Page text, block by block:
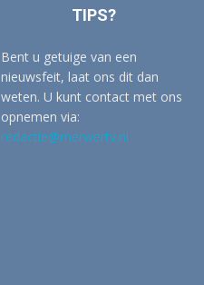
TIPS?
Bent u getuige van een
nieuwsfeit, laat ons dit dan
weten. U kunt contact met ons
opnemen via:
redactie@merwertv.nl